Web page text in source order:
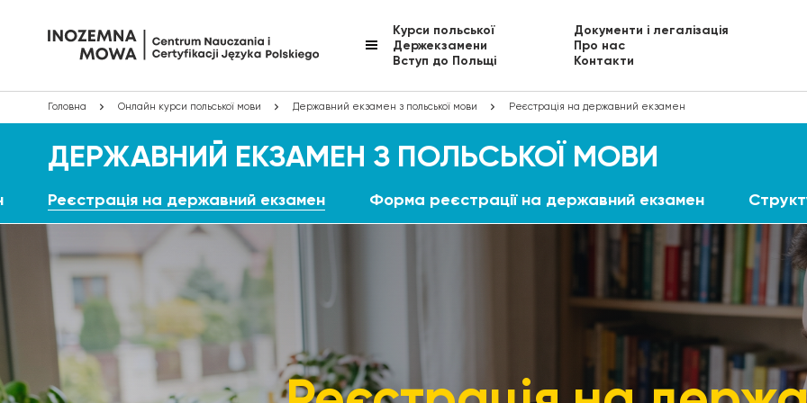
Курси польської
Держекзамени
Вступ до Польщі
Документи і легалізація
Про нас
Контакти
Головна Онлайн курси польської мови Державний екзамен з польської мови Реєстрація на державний екзамен
ДЕРЖАВНИЙ ЕКЗАМЕН З ПОЛЬСЬКОЇ МОВИ
Реєстрація на державний екзамен Форма реєстрації на державний екзамен